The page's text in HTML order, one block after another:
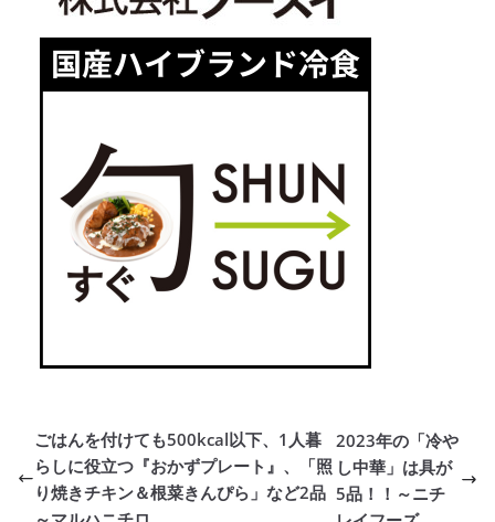
ごはんを付けても500kcal以下、1人暮
らしに役立つ『おかずプレート』、「照
り焼きチキン＆根菜きんぴら」など2品
2023年の「冷や
し中華」は具が
5品！！～ニチ